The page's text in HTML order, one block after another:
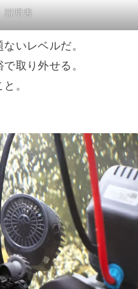
説明書
いレベルだ。
取り外せる。
。